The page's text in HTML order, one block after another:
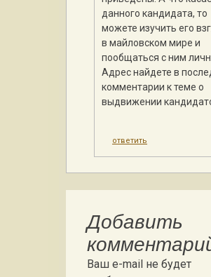
данного кандидата, то
можете изучить его
в майловском мире и
пообщаться с ним
Адрес найдете в
комментарии к теме о
выдвижении
ответить
Добавить
Ваш e-mail не будет